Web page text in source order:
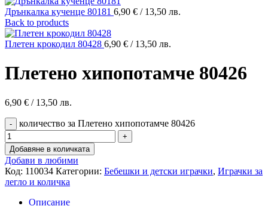
Дрънкалка кученце 80181 6,90 € / 13,50 лв.
Back to products
Плетен крокодил 80428 6,90 € / 13,50 лв.
Плетено хипопотамче 80426
6,90 € / 13,50 лв.
количество за Плетено хипопотамче 80426
Добавяне в количката
Добави в любими
Код: 110034 Категории: Бебешки и детски играчки, Играчки за
легло и количка
Описание